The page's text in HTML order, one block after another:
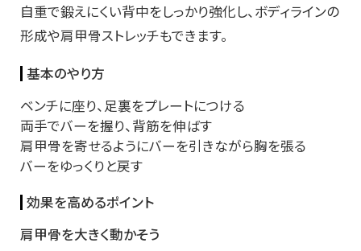
自重で鍛えにくい背中をしっかり強化し、ボディラインの
形成や肩甲骨ストレッチもできます。
基本のやり方
ベンチに座り、足裏をプレートにつける
両手でバーを握り、背筋を伸ばす
肩甲骨を寄せるようにバーを引きながら胸を張る
バーをゆっくりと戻す
効果を高めるポイント
肩甲骨を大きく動かそう